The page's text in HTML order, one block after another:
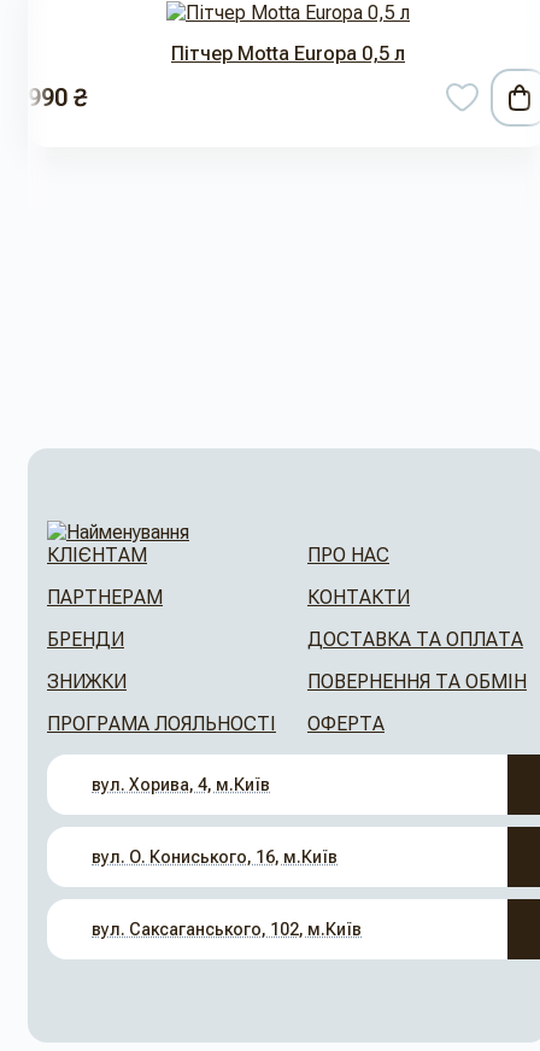
Пітчер Motta Europa 0,5 л
990 ₴
КЛІЄНТАМ
ПАРТНЕРАМ
БРЕНДИ
ЗНИЖКИ
ПРОГРАМА ЛОЯЛЬНОСТІ
ПРО НАС
КОНТАКТИ
ДОСТАВКА ТА ОПЛАТА
ПОВЕРНЕННЯ ТА ОБМІН
ОФЕРТА
вул. Хорива, 4, м.Київ
вул. О. Кониського, 16, м.Київ
вул. Саксаганського, 102, м.Київ